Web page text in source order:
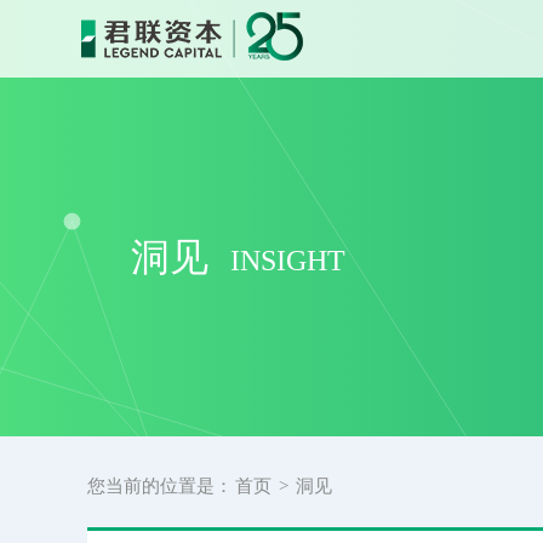
君联资本 — 中国领先的创业投资与私募股权投资机构
洞见 INSIGHT
您当前的位置是： 首页 > 洞见